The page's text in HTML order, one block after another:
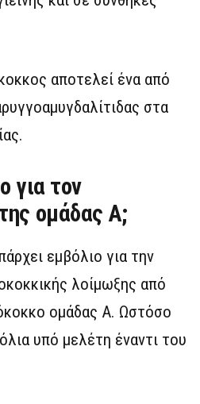
αποτελεί ένα από
στα
για τον
ομάδας Α;
εμβόλιο για την
λοίμωξης από
ομάδας Α. Ωστόσο
υπό μελέτη έναντι του